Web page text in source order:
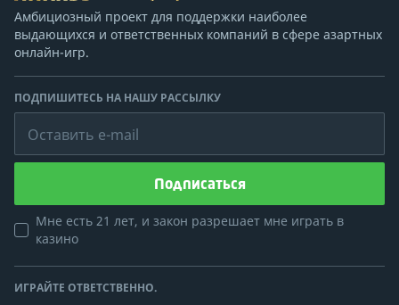
Амбициозный проект для поддержки наиболее
выдающихся и ответственных компаний в сфере азартных
онлайн-игр.
ПОДПИШИТЕСЬ НА НАШУ РАССЫЛКУ
Оставить e-mail
Подписаться
Мне есть 21 лет, и закон разрешает мне играть в
казино
ИГРАЙТЕ ОТВЕТСТВЕННО.